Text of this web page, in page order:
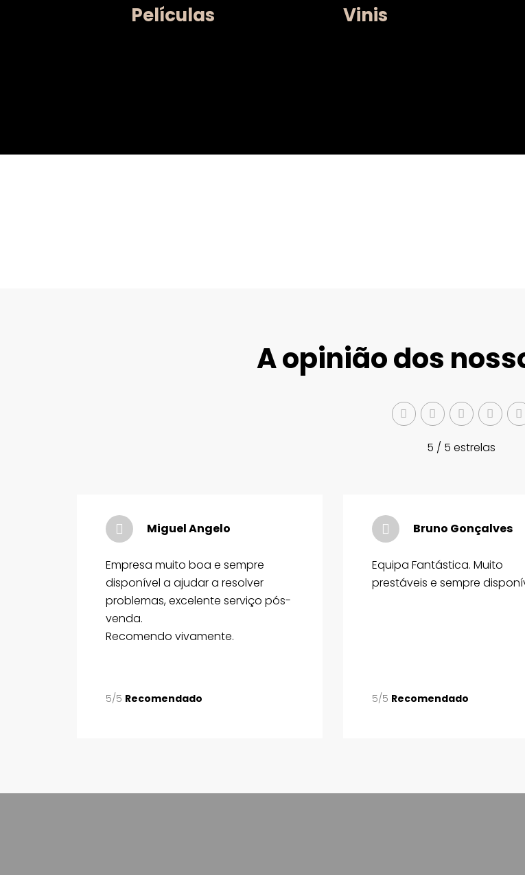
Películas Vinis
A opinião dos
5 / 5 estrelas
Miguel Angelo
Empresa muito boa e sempre
disponível a ajudar a resolver
problemas, excelente serviço pós-
venda.
Recomendo vivamente.
5/5 Recomendado
Bruno Gonçalves
Equipa Fantástica. Muito
prestáveis e sempre
5/5 Recomendado